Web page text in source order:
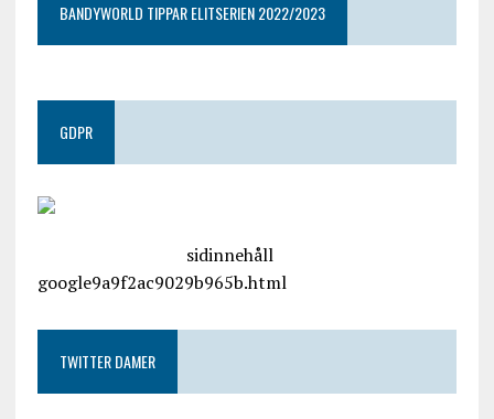
BANDYWORLD TIPPAR ELITSERIEN 2022/2023
GDPR
sidinnehåll
google9a9f2ac9029b965b.html
TWITTER DAMER